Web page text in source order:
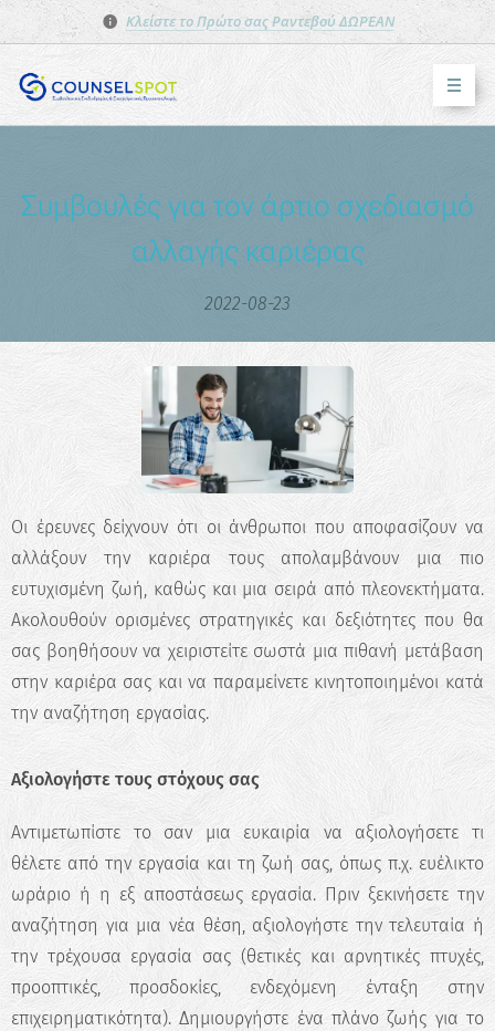
Κλείστε το Πρώτο σας Ραντεβού ΔΩΡΕΑΝ
Συμβουλές για τον άρτιο σχεδιασμό
αλλαγής καριέρας
2022-08-23
Οι έρευνες δείχνουν ότι οι άνθρωποι που αποφασίζουν να
αλλάξουν την καριέρα τους απολαμβάνουν μια πιο
ευτυχισμένη ζωή, καθώς και μια σειρά από πλεονεκτήματα.
Ακολουθούν ορισμένες στρατηγικές και δεξιότητες που θα
σας βοηθήσουν να χειριστείτε σωστά μια πιθανή μετάβαση
στην καριέρα σας και να παραμείνετε κινητοποιημένοι κατά
την αναζήτηση εργασίας.
Αξιολογήστε τους στόχους σας
Αντιμετωπίστε το σαν μια ευκαιρία να αξιολογήσετε τι
θέλετε από την εργασία και τη ζωή σας, όπως π.χ. ευέλικτο
ωράριο ή η εξ αποστάσεως εργασία. Πριν ξεκινήσετε την
αναζήτηση για μια νέα θέση, αξιολογήστε την τελευταία ή
την τρέχουσα εργασία σας (θετικές και αρνητικές πτυχές,
προοπτικές, προσδοκίες, ενδεχόμενη ένταξη στην
επιχειρηματικότητα). Δημιουργήστε ένα πλάνο ζωής για το